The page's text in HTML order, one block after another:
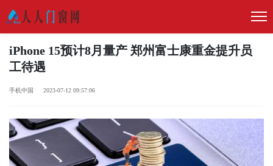
iPhone 15预计8月量产 郑州富士康重金提升员
工待遇
手机中国 2023-07-12 09:57:06